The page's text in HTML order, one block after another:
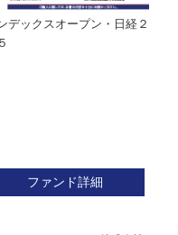
デックスオープン・日経２
ファンド詳細